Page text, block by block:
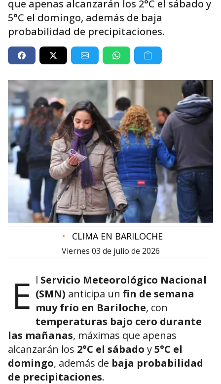
que apenas alcanzarán los 2°C el sábado y
5°C el domingo, además de baja
probabilidad de precipitaciones.
• CLIMA EN BARILOCHE
viernes 03 de julio de 2026
E l Servicio Meteorológico Nacional
(SMN) anticipa un fin de semana
muy frío en Bariloche, con
temperaturas bajo cero durante
las mañanas, máximas que apenas
alcanzarán los 2°C el sábado y5°C el
domingo, además de baja probabilidad
de precipitaciones.